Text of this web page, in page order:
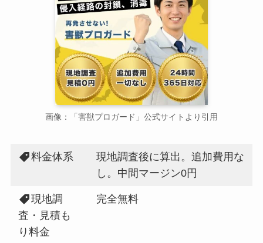
画像：「害獣プロガード」公式サイトより引用
料金体系
現地調査後に算出。追加費用な
し。中間マージン0円
現地調
査・見積も
り料金
完全無料